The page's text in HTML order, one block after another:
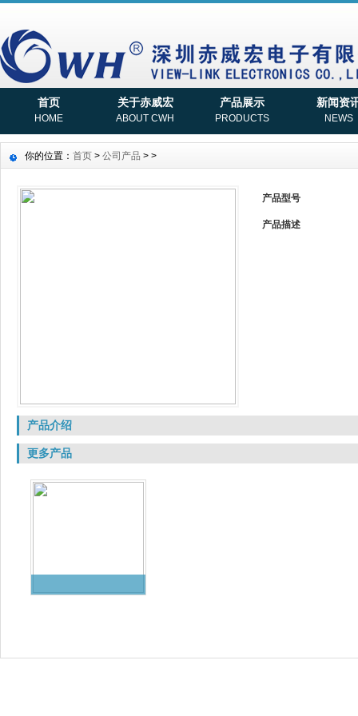
首页
HOME
关于赤威宏
ABOUT CWH
产品展示
PRODUCTS
新闻资
NEWS
你的位置： 首页 > 公司产品 > >
产品型号
产品描述
产品介绍
更多产品